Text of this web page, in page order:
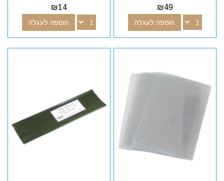
₪49
הוספה לעגלה
₪14
הוספה לעגלה